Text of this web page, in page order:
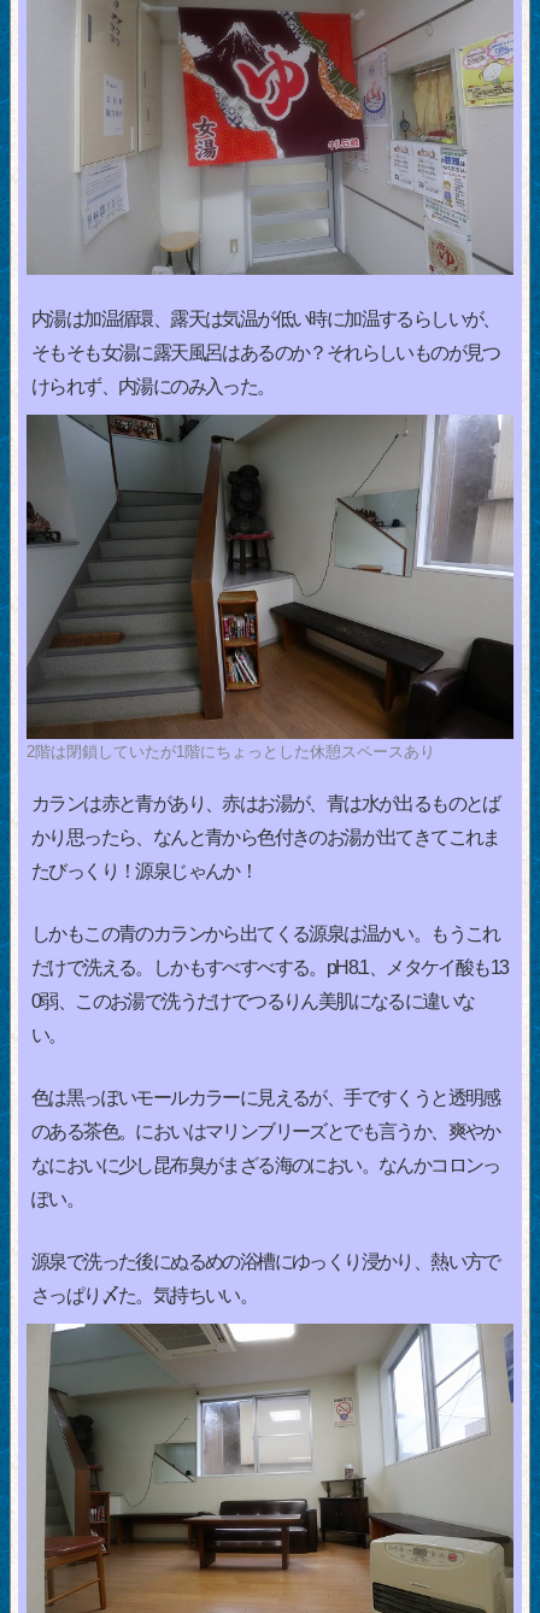
内湯は加温循環、露天は気温が低い時に加温するらしいが、
そもそも女湯に露天風呂はあるのか？それらしいものが見つ
けられず、内湯にのみ入った。
2階は閉鎖していたが1階にちょっとした休憩スペースあり
カランは赤と青があり、赤はお湯が、青は水が出るものとば
かり思ったら、なんと青から色付きのお湯が出てきてこれま
たびっくり！源泉じゃんか！
しかもこの青のカランから出てくる源泉は温かい。もうこれ
だけで洗える。しかもすべすべする。pH8.1、メタケイ酸も13
0弱、このお湯で洗うだけでつるりん美肌になるに違いな
い。
色は黒っぽいモールカラーに見えるが、手ですくうと透明感
のある茶色。においはマリンブリーズとでも言うか、爽やか
なにおいに少し昆布臭がまざる海のにおい。なんかコロンっ
ぽい。
源泉で洗った後にぬるめの浴槽にゆっくり浸かり、熱い方で
さっぱり〆た。気持ちいい。